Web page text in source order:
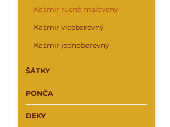
Kašmír ručně malovany
Kašmír vícebarevný
Kašmír jednobarevný
ŠÁTKY
PONČA
DEKY